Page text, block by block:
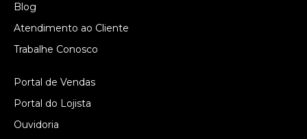
Blog
Atendimento ao Cliente
Trabalhe Conosco
Portal de Vendas
Portal do Lojista
Ouvidoria